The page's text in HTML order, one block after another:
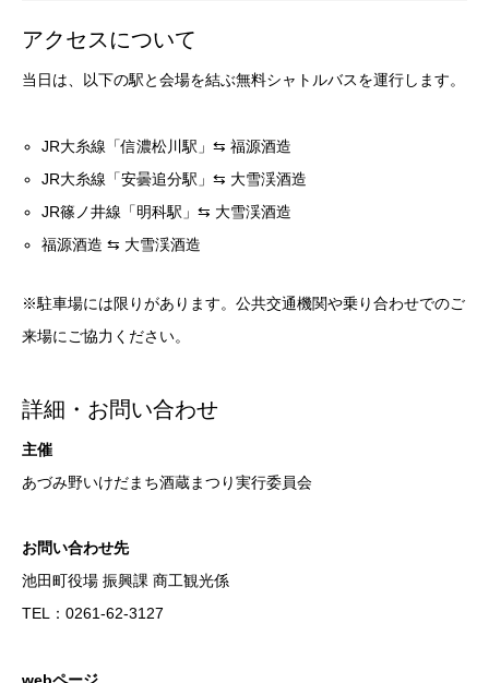
アクセスについて
当日は、以下の駅と会場を結ぶ無料シャトルバスを運行します。
JR大糸線「信濃松川駅」⇆ 福源酒造
JR大糸線「安曇追分駅」⇆ 大雪渓酒造
JR篠ノ井線「明科駅」⇆ 大雪渓酒造
福源酒造 ⇆ 大雪渓酒造
※駐車場には限りがあります。公共交通機関や乗り合わせでのご
来場にご協力ください。
詳細・お問い合わせ
主催
あづみ野いけだまち酒蔵まつり実行委員会
お問い合わせ先
池田町役場 振興課 商工観光係
TEL：0261-62-3127